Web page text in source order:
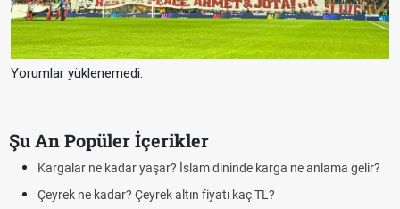
Yorumlar yüklenemedi.
Şu An Popüler İçerikler
İslam dininde karga ne anlama gelir?
fiyatı kaç TL?
Futbolda ofsayt nedir?
Kravat nasıl bağlanır? En